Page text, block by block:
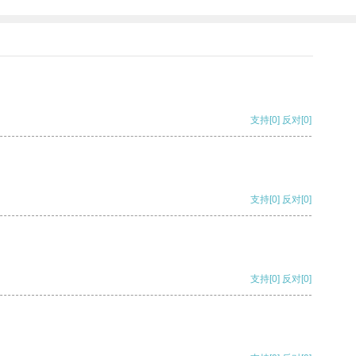
支持[0] 反对[0]
支持[0] 反对[0]
支持[0] 反对[0]